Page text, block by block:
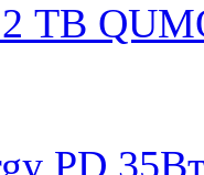
ТB
PD